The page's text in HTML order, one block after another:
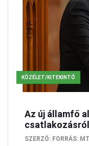
KÖZÉLET/KITEKINTŐ
Az új államfő
SZERZŐ: FORRÁS: MTI